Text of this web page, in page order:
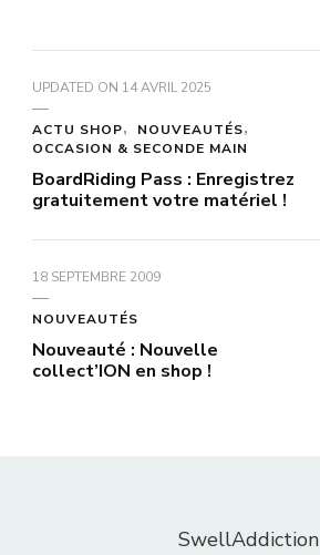
UPDATED ON 14 AVRIL 2025
ACTU SHOP
NOUVEAUTÉS
OCCASION & SECONDE MAIN
BoardRiding Pass : Enregistrez
gratuitement votre matériel !
18 SEPTEMBRE 2009
NOUVEAUTÉS
Nouveauté : Nouvelle
collect’ION en shop !
SwellAddiction